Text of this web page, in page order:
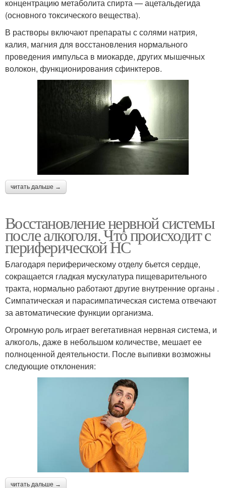
концентрацию метаболита спирта — ацетальдегида
(основного токсического вещества).
В растворы включают препараты с солями натрия,
калия, магния для восстановления нормального
проведения импульса в миокарде, других мышечных
волокон, функционирования сфинктеров.
читать дальше →
Восстановление нервной системы
после алкоголя. Что происходит с
периферической НС
Благодаря периферическому отделу бьется сердце,
сокращается гладкая мускулатура пищеварительного
тракта, нормально работают другие внутренние органы .
Симпатическая и парасимпатическая система отвечают
за автоматические функции организма.
Огромную роль играет вегетативная нервная система, и
алкоголь, даже в небольшом количестве, мешает ее
полноценной деятельности. После выпивки возможны
следующие отклонения:
читать дальше →